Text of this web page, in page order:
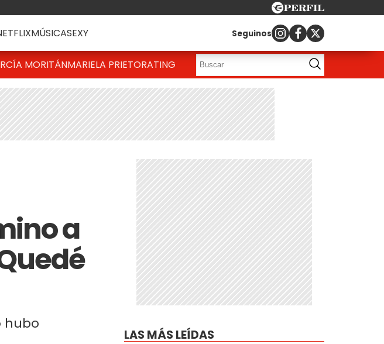
MÚSICASEXY Seguinos
MORITÁNMARIELA PRIETORATING
a
hubo
LAS MÁS LEÍDAS